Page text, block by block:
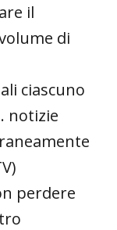
il
di
ciascuno
notizie
perdere